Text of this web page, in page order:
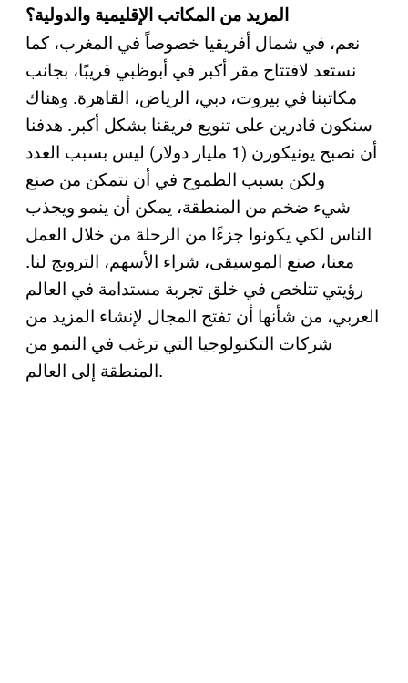
المزيد من المكاتب الإقليمية والدولية؟
نعم، في شمال أفريقيا خصوصاً في المغرب، كما
نستعد لافتتاح مقر أكبر في أبوظبي قريبًا، بجانب
مكاتبنا في بيروت، دبي، الرياض، القاهرة. وهناك
سنكون قادرين على تنويع فريقنا بشكل أكبر. هدفنا
أن نصبح يونيكورن (1 مليار دولار) ليس بسبب العدد
ولكن بسبب الطموح في أن نتمكن من صنع
شيء ضخم من المنطقة، يمكن أن ينمو ويجذب
الناس لكي يكونوا جزءًا من الرحلة من خلال العمل
معنا، صنع الموسيقى، شراء الأسهم، الترويج لنا.
رؤيتي تتلخص في خلق تجربة مستدامة في العالم
العربي، من شأنها أن تفتح المجال لإنشاء المزيد من
شركات التكنولوجيا التي ترغب في النمو من
المنطقة إلى العالم.